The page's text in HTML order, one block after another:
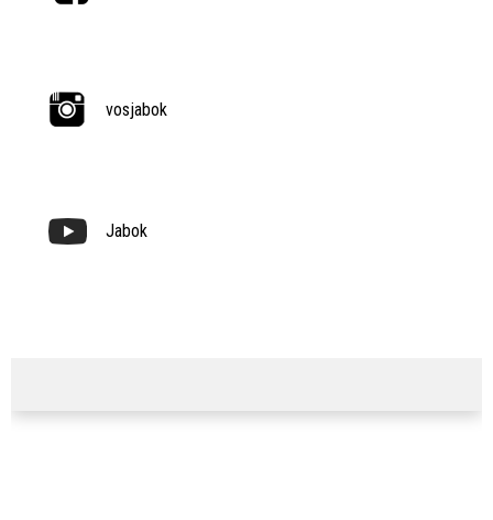
vosjabok
Jabok